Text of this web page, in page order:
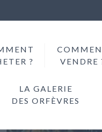
?
VENDRE
LA GALERIE
DES ORFÈVRES